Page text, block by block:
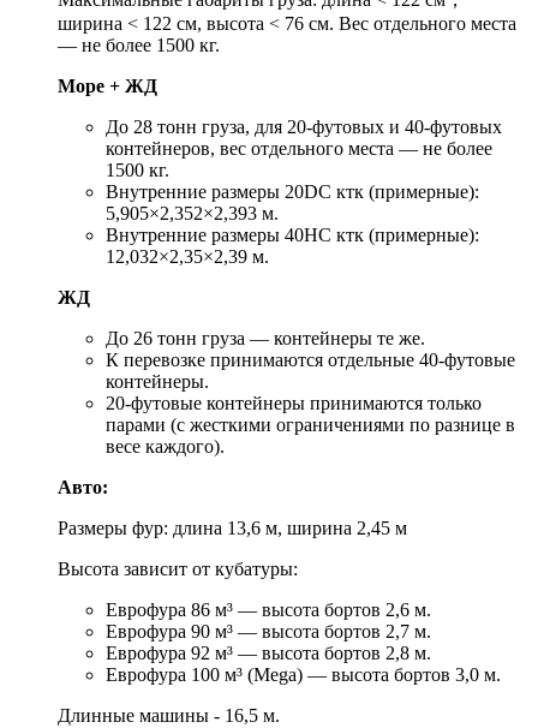
ширина < 122 см, высота < 76 см. Вес отдельного места
— не более 1500 кг.
Море + ЖД
До 28 тонн груза, для 20-футовых и 40-футовых
контейнеров, вес отдельного места — не более
1500 кг.
Внутренние размеры 20DC ктк (примерные):
5,905×2,352×2,393 м.
Внутренние размеры 40HC ктк (примерные):
12,032×2,35×2,39 м.
ЖД
До 26 тонн груза — контейнеры те же.
К перевозке принимаются отдельные 40-футовые
контейнеры.
20-футовые контейнеры принимаются только
парами (с жесткими ограничениями по разнице в
весе каждого).
Авто:
Размеры фур: длина 13,6 м, ширина 2,45 м
Высота зависит от кубатуры:
Еврофура 86 м³ — высота бортов 2,6 м.
Еврофура 90 м³ — высота бортов 2,7 м.
Еврофура 92 м³ — высота бортов 2,8 м.
Еврофура 100 м³ (Mega) — высота бортов 3,0 м.
Длинные машины - 16,5 м.